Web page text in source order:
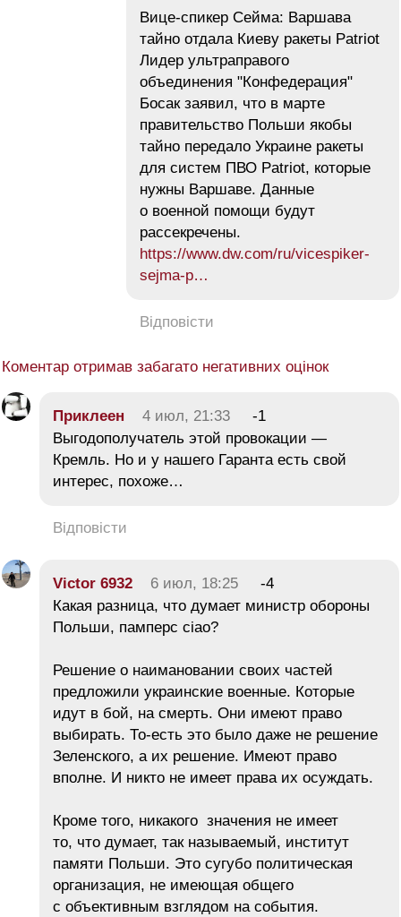
Вице-спикер Сейма: Варшава
тайно отдала Киеву ракеты Patriot
Лидер ультраправого
объединения "Конфедерация"
Босак заявил, что в марте
правительство Польши якобы
тайно передало Украине ракеты
для систем ПВО Patriot, которые
нужны Варшаве. Данные
о военной помощи будут
рассекречены.
https://www.dw.com/ru/vicespiker-
sejma-p…
Відповісти
Коментар отримав забагато негативних оцінок
Приклеен 4 июл, 21:33
-1
Выгодополучатель этой провокации —
Кремль. Но и у нашего Гаранта есть свой
интерес, похоже…
Відповісти
Victor 6932 6 июл, 18:25
-4
Какая разница, что думает министр обороны
Польши, памперс ciao?
Решение о наимановании своих частей
предложили украинские военные. Которые
идут в бой, на смерть. Они имеют право
выбирать. То-есть это было даже не решение
Зеленского, а их решение. Имеют право
вполне. И никто не имеет права их осуждать.
Кроме того, никакого значения не имеет
то, что думает, так называемый, институт
памяти Польши. Это сугубо политическая
организация, не имеющая общего
с объективным взглядом на события.